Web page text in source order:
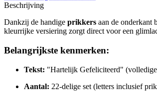
Beschrijving
Dankzij de handige prikkers aan de onderkant
kleurrijke versiering zorgt direct voor een
Belangrijkste kenmerken:
Tekst: "Hartelijk Gefeliciteerd" (volledige
Aantal: 22-delige set (letters inclusief